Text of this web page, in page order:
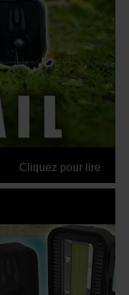
Cliquez pour lire